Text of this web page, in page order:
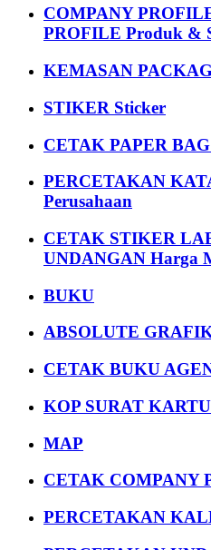
COMPANY
PROFILE Produk &
KEMASAN
STIKER Sticker
CETAK PAPER
PERCETAKAN
Perusahaan
CETAK STIKER
UNDANGAN Harga
BUKU
ABSOLUTE
CETAK BUKU
KOP SURAT
MAP
CETAK COMPANY
PERCETAKAN